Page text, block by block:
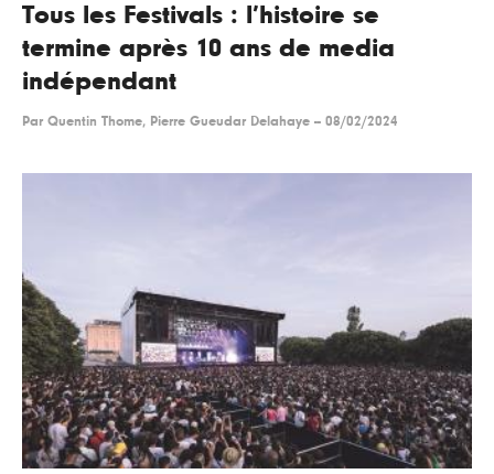
Tous les Festivals : l’histoire se
termine après 10 ans de media
indépendant
Par Quentin Thome, Pierre Gueudar Delahaye -- 08/02/2024